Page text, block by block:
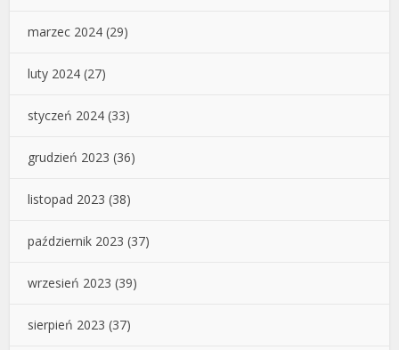
marzec 2024 (29)
luty 2024 (27)
styczeń 2024 (33)
grudzień 2023 (36)
listopad 2023 (38)
październik 2023 (37)
wrzesień 2023 (39)
sierpień 2023 (37)